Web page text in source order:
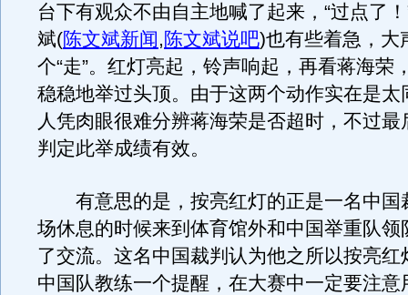
台下有观众不由自主地喊了起来，“过点了
斌(陈文斌新闻,陈文斌说吧)也有些着急，大
个“走”。红灯亮起，铃声响起，再看蒋海荣
稳稳地举过头顶。由于这两个动作实在是太
人凭肉眼很难分辨蒋海荣是否超时，不过最
判定此举成绩有效。
有意思的是，按亮红灯的正是一名中国
场休息的时候来到体育馆外和中国举重队领
了交流。这名中国裁判认为他之所以按亮红
中国队教练一个提醒，在大赛中一定要注意